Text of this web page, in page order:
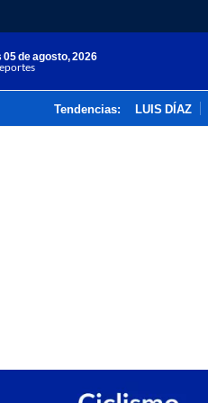
05 de agosto, 2026
Tendencias: LUIS DÍAZ